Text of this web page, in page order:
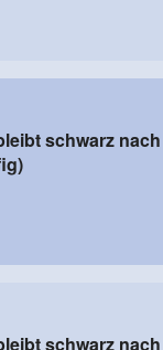
schwarz
schwarz